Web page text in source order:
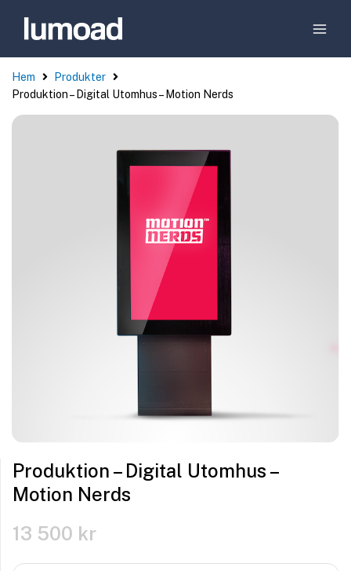
Hem
Produkter
Produktion – Digital Utomhus – Motion Nerds
Produktion – Digital Utomhus –
Motion Nerds
13 500 kr